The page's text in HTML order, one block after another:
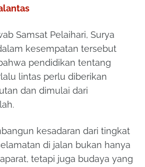
Samsat Pelaihari, Surya
kesempatan tersebut
pendidikan tentang
lintas perlu diberikan
dan dimulai dari
kesadaran dari tingkat
di jalan bukan hanya
tetapi juga budaya yang